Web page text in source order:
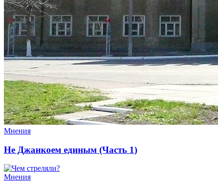
Мнения
Не Джанкоем единым (Часть 1)
Мнения